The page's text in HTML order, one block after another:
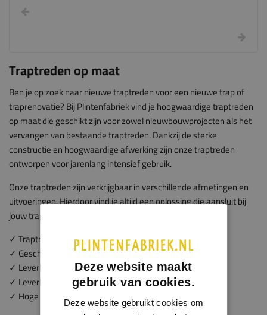
Traptreden op maat
Ben je op zoek naar nieuwe traptreden voor een nieuwe trap of
traprenovatie? Bij Plintenfabriek vind je hoogwaardige traptreden
op maat die geschikt zijn voor zowel nieuwbouwprojecten als het
vervangen van bestaande traptreden. Dankzij de sterke
constructie en hoogwaardige afwerking zijn onze traptreden
ontworpen voor jarenlang intensief gebruik.
Onze traptreden zijn verkrijgbaar in verschillende afmetingen en
uitvoeringen. Hierdoor vind je altijd een oplossing die aansluit bij
jouw trapproject.
✓ Traptreden op maat gemaakt
✓ Geschikt voor nieuwbouw en traprenovatie
✓ Leverbaar in 25, 30 en 40 mm dikte
✓ Leverbaar met of zonder antislip strip
✓ Hoge kwaliteit en duurzame afwerking
Deze website maakt
gebruik van cookies.
Deze website gebruikt cookies om